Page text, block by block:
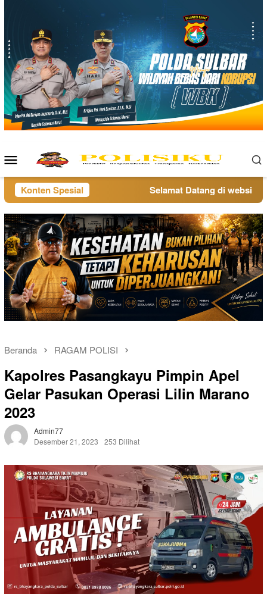
Menu
Mobile
Konten Spesial Selamat Datang di website
Beranda RAGAM POLISI
Kapolres Pasangkayu Pimpin Apel
Gelar Pasukan Operasi Lilin Marano
2023
Admin77
Desember 21, 2023
253 Dilihat